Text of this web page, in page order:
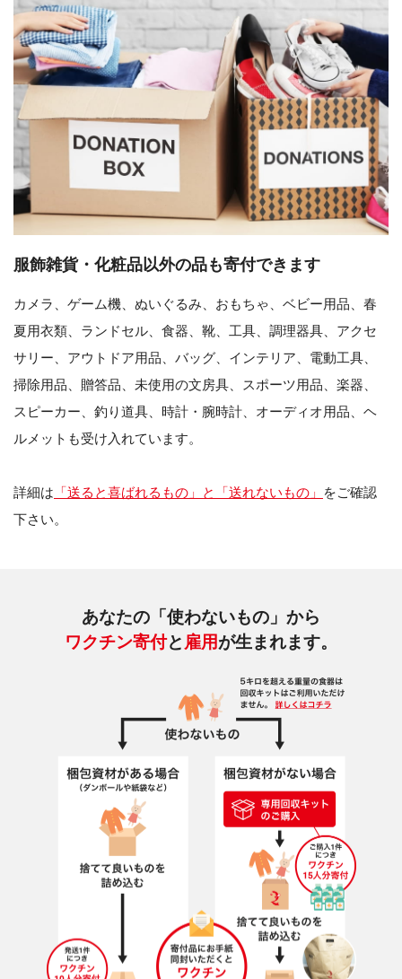
服飾雑貨・化粧品以外の品も寄付できます
カメラ、ゲーム機、ぬいぐるみ、おもちゃ、ベビー用品、春
夏用衣類、ランドセル、食器、靴、工具、調理器具、アクセ
サリー、アウトドア用品、バッグ、インテリア、電動工具、
掃除用品、贈答品、未使用の文房具、スポーツ用品、楽器、
スピーカー、釣り道具、時計・腕時計、オーディオ用品、ヘ
ルメットも受け入れています。
詳細は 「送ると喜ばれるもの」と「送れないもの」
をご確認
下さい。
あなたの「使わないもの」から
ワクチン寄付と 雇用が生まれます。